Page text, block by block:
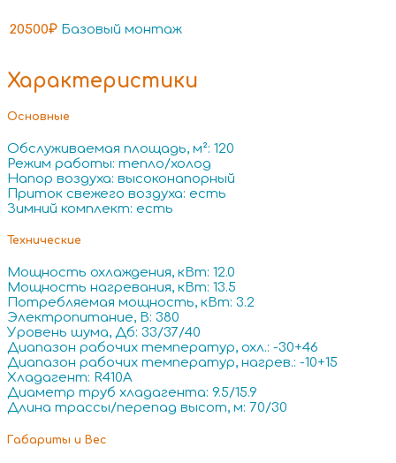
20500₽ Базовый монтаж
Характеристики
Основные
Обслуживаемая площадь, м²: 120
Режим работы: тепло/холод
Напор воздуха: высоконапорный
Приток свежего воздуха: есть
Зимний комплект: есть
Технические
Мощность охлаждения, кВт: 12.0
Мощность нагревания, кВт: 13.5
Потребляемая мощность, кВт: 3.2
Электропитание, В: 380
Уровень шума, Дб: 33/37/40
Диапазон рабочих температур, охл.: -30+46
Диапазон рабочих температур, нагрев.: -10+15
Хладагент: R410A
Диаметр труб хладагента: 9.5/15.9
Длина трассы/перепад высот, м: 70/30
Габариты и Вес